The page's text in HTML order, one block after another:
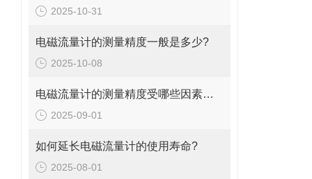
2025-10-31
电磁流量计的测量精度一般是多少?
2025-10-08
电磁流量计的测量精度受哪些因素影响?
2025-09-01
如何延长电磁流量计的使用寿命?
2025-08-01